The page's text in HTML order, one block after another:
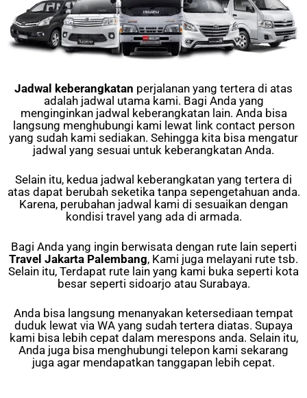
Jadwal keberangkatan perjalanan yang tertera di atas
adalah jadwal utama kami. Bagi Anda yang
menginginkan jadwal keberangkatan lain. Anda bisa
langsung menghubungi kami lewat link contact person
yang sudah kami sediakan. Sehingga kita bisa mengatur
jadwal yang sesuai untuk keberangkatan Anda.
Selain itu, kedua jadwal keberangkatan yang tertera di
atas dapat berubah seketika tanpa sepengetahuan anda.
Karena, perubahan jadwal kami di sesuaikan dengan
kondisi travel yang ada di armada.
Bagi Anda yang ingin berwisata dengan rute lain seperti
Travel Jakarta Palembang, Kami juga melayani rute tsb.
Selain itu, Terdapat rute lain yang kami buka seperti kota
besar seperti sidoarjo atau Surabaya.
Anda bisa langsung menanyakan ketersediaan tempat
duduk lewat via WA yang sudah tertera diatas. Supaya
kami bisa lebih cepat dalam merespons anda. Selain itu,
Anda juga bisa menghubungi telepon kami sekarang
juga agar mendapatkan tanggapan lebih cepat.